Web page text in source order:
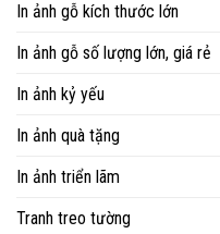
In ảnh gỗ kích thước lớn
In ảnh gỗ số lượng lớn, giá rẻ
In ảnh kỷ yếu
In ảnh quà tặng
In ảnh triển lãm
Tranh treo tường